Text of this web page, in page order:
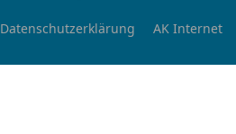
Datenschutzerklärung AK Internet